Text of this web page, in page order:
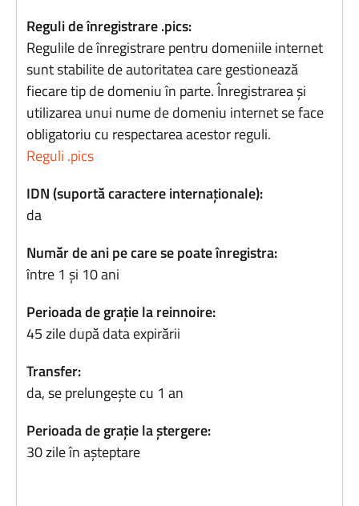
Reguli de înregistrare .pics:
Regulile de înregistrare pentru domeniile internet
sunt stabilite de autoritatea care gestionează
fiecare tip de domeniu în parte. Înregistrarea și
utilizarea unui nume de domeniu internet se face
obligatoriu cu respectarea acestor reguli.
Reguli .pics
IDN (suportă caractere internaționale):
da
Număr de ani pe care se poate înregistra:
între 1 și 10 ani
Perioada de grație la reinnoire:
45 zile după data expirării
Transfer:
da, se prelungește cu 1 an
Perioada de grație la ștergere:
30 zile în așteptare